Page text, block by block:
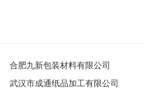
合肥九新包装材料有限公司
武汉市成通纸品加工有限公司